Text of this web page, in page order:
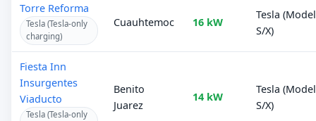
Torre Reforma
Tesla (Tesla-only
charging)
Cuauhtemoc 16 kW
Tesla (Model
S/X)
Fiesta Inn
Insurgentes
Viaducto
Tesla (Tesla-only
Benito
Juarez
14 kW
Tesla (Model
S/X)